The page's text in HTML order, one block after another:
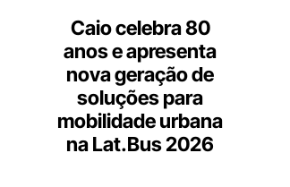
Caio celebra 80
anos e apresenta
nova geração de
soluções para
mobilidade urbana
na Lat.Bus 2026